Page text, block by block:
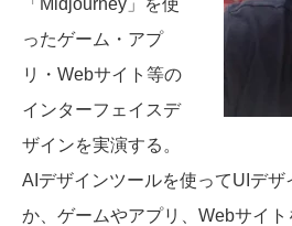
「Midjourney」を使
ったゲーム・アプ
リ・Webサイト等の
インターフェイスデ
ザインを実演する。
AIデザインツールを使ってUIデザ
か、ゲームやアプリ、Webサイ